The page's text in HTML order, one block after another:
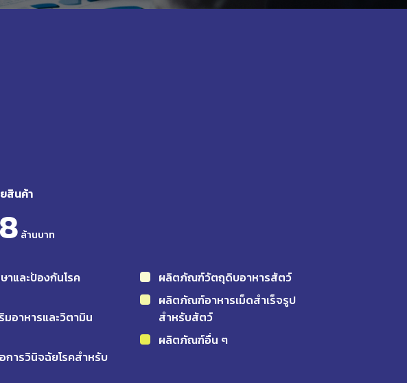
สินค้า
ล้านบาท
และป้องกันโรค
อาหารและวิตามิน
ารวินิจฉัยโรคสำหรับ
ผลิตภัณฑ์วัตถุดิบอาหารสัตว์
ผลิตภัณฑ์อาหารเม็ดสำเร็จรูป
สำหรับสัตว์
ผลิตภัณฑ์อื่น ๆ